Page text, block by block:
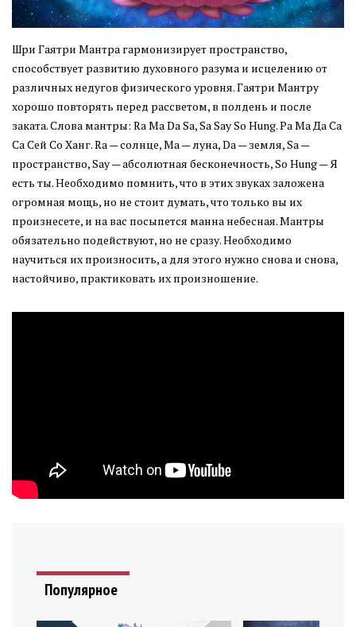
Шри Гаятри Мантра гармонизирует пространство,
способствует развитию духовного разума и исцелению от
различных недугов физического уровня. Гаятри Мантру
хорошо повторять перед рассветом, в полдень и после
заката. Слова мантры: Ra Ma Da Sa, Sa Say So Hung. Ра Ма Да Са
Са Сей Со Ханг. Ra — солнце, Ма — луна, Dа — земля, Sа —
пространство, Say — абсолютная бесконечность, So Hung — Я
есть ты. Необходимо помнить, что в этих звуках заложена
огромная мощь, но не стоит думать, что только вы их
произнесете, и на вас посыпется манна небесная. Мантры
обязательно подействуют, но не сразу. Необходимо
научиться их произносить, а для этого нужно снова и снова,
настойчиво, практиковать их произношение.
Популярное